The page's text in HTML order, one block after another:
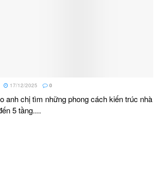
17/12/2025 0
anh chị tìm những phong cách kiến trúc nhà
5 tầng....